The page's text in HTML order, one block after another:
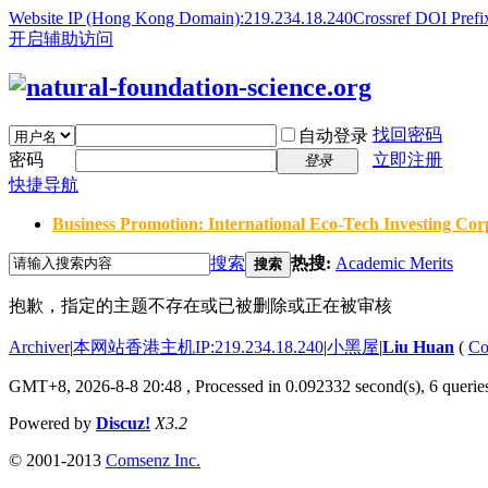
Website IP (Hong Kong Domain):219.234.18.240Crossref DOI
开启辅助访问
自动登录 找回密码
密码
登录
立即注册
快捷导航
Business Promotion: International Eco-Tech Investing
搜索 搜索 热搜: Academic Merits
抱歉，指定的主题不存在或已被删除或正在被审核
Archiver|本网站香港主机IP:219.234.18.240|小黑屋|Liu Huan (
GMT+8, 2026-8-8 20:48 , Processed in 0.092332 second(s), 6
Powered by Discuz! X3.2
© 2001-2013 Comsenz Inc.